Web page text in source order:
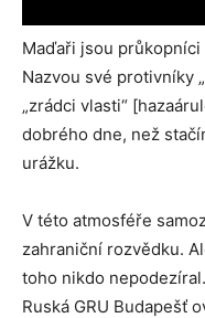
Maďaři jsou
Nazvou své protivníky
„zrádci vlasti“
dobrého dne, než
urážku.
V této atmosféře
zahraniční rozvědku.
toho nikdo
Ruská GRU Budapešť